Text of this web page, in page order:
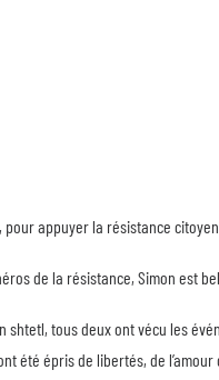
, pour appuyer la résistance
de la résistance, Simon est
shtetl, tous deux ont vécu les
été épris de libertés, de